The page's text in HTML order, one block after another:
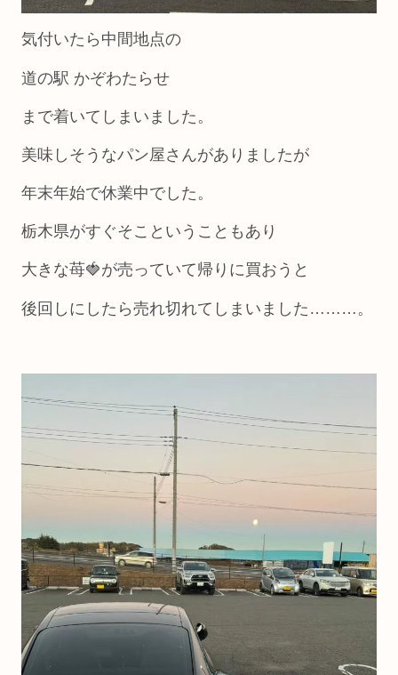
気付いたら中間地点の
道の駅 かぞわたらせ
まで着いてしまいました。
美味しそうなパン屋さんがありましたが
年末年始で休業中でした。
栃木県がすぐそこということもあり
大きな苺🍓が売っていて帰りに買おうと
後回しにしたら売れ切れてしまいました………。